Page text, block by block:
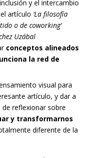
y el intercambio
artículo ‘La filosofía
o de coworking’
Uzábal
conceptos alineados
la red de
visual para
artículo, y dar a
reflexionar sobre
y transformarnos
diferente de la